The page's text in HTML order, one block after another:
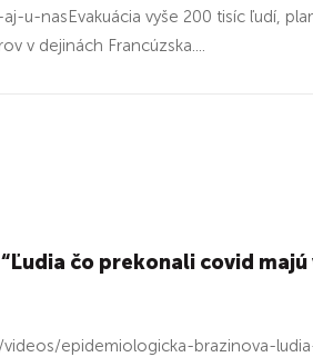
u-nasEvakuácia vyše 200 tisíc ľudí,
v dejinách Francúzska....
čo prekonali covid
videos/epidemiologicka-brazinova-